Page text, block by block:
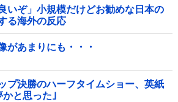
いぞ」小規模だけどお勧めな日本の
る海外の反応
があまりにも・・・
プ決勝のハーフタイムショー、英紙
と思った｣